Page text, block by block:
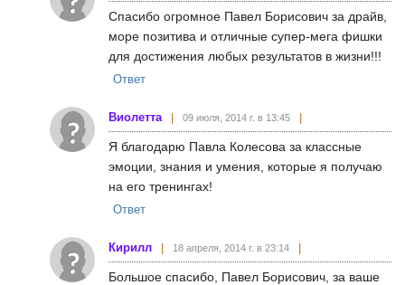
Спасибо огромное Павел Борисович за драйв,
море позитива и отличные супер-мега фишки
для достижения любых результатов в жизни!!!
Ответ
Виолетта 09 июля, 2014 г. в 13:45
Я благодарю Павла Колесова за классные
эмоции, знания и умения, которые я получаю
на его тренингах!
Ответ
Кирилл 18 апреля, 2014 г. в 23:14
Большое спасибо, Павел Борисович, за ваше